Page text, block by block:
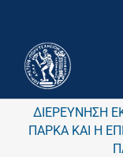
ΔΙΕΡΕΥΝΗΣΗ
ΠΑΡΚΑ ΚΑΙ Η